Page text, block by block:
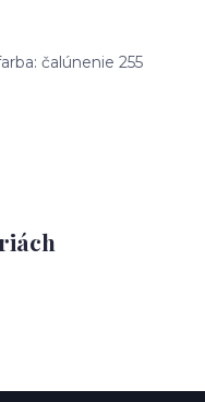
čalúnenie 255